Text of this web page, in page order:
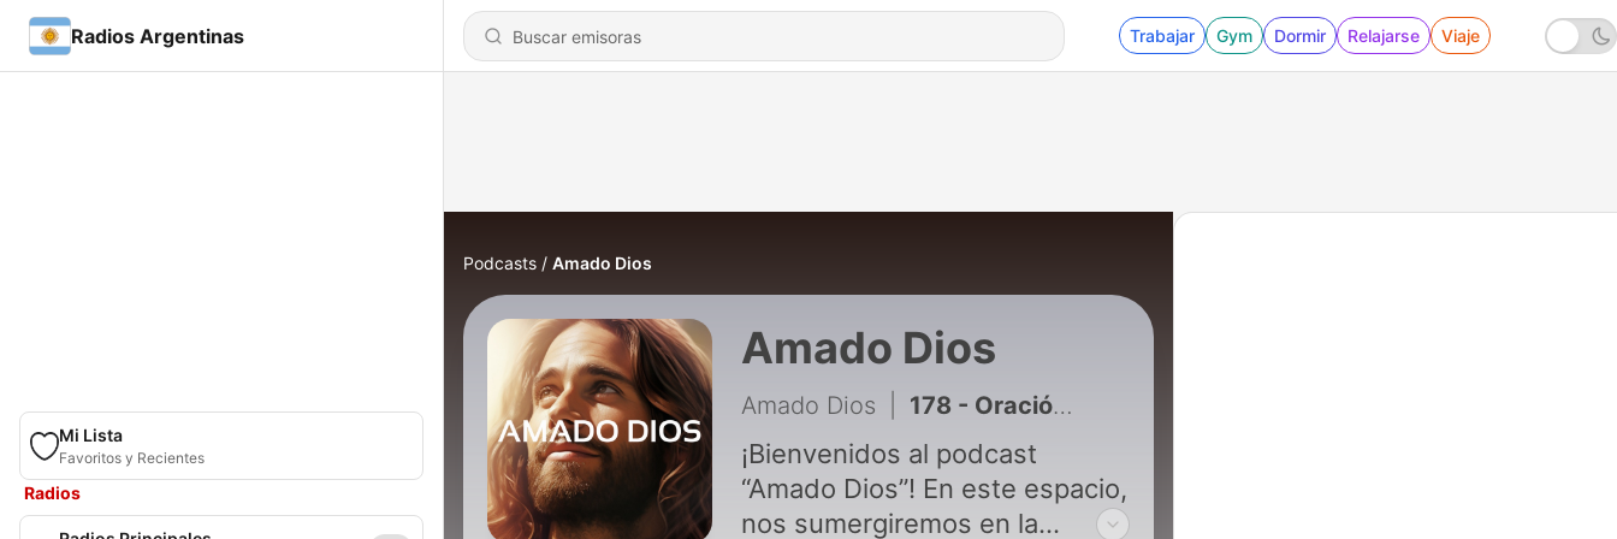
Radios Argentinas Trabajar Gym Dormir Relajarse Viaje
Mi Lista
Favoritos y Recientes
Radios
Podcasts Amado Dios
Amado Dios
Amado Dios 178 - Oración a San Chárbel para recibir un milagro
¡Bienvenidos al podcast
“Amado Dios”! En este espacio,
nos sumergiremos en la